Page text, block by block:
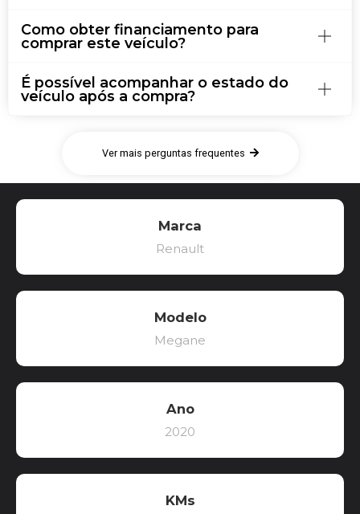
Como obter financiamento para
comprar este veículo?
É possível acompanhar o estado do
veículo após a compra?
Ver mais perguntas frequentes
Marca
Renault
Modelo
Megane
Ano
2020
KMs